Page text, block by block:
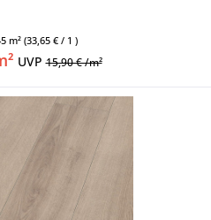
m² (33,65 € / 1 )
UVP15,90 € /m²